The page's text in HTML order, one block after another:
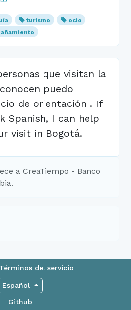
turismo
ocio
que visitan la
puedo
de orientación . If
Spanish, I can help
visit in Bogotá.
a CreaTiempo - Banco
Términos del servicio
Español
Github